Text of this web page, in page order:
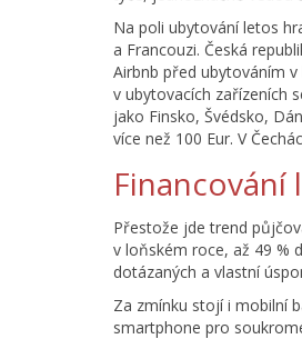
Na poli ubytování letos
a Francouzi. Česká
Airbnb před ubytováním
v ubytovacích zařízeních
jako Finsko, Švédsko,
více než 100 Eur. V
Přestože jde trend
v loňském roce, až 49 %
dotázaných a vlastní
Za zmínku stojí i mobilní
smartphone pro